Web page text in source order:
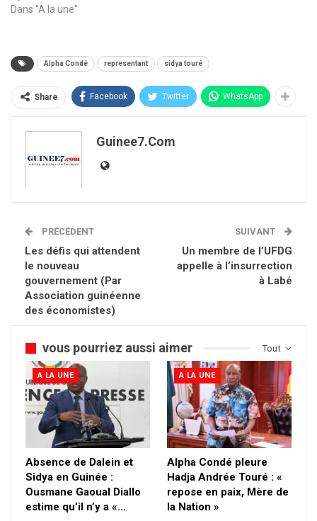
Dans "A la une"
Alpha Condé representant sidya touré
Share Facebook Twitter WhatsApp
Guinee7.com
PRÉCÉDENT
Les défis qui attendent
le nouveau
gouvernement (Par
Association guinéenne
des économistes)
SUIVANT
Un membre de l’UFDG
appelle à l’insurrection
à Labé
Tout
vous pourriez aussi aimer
A LA UNE
Absence de Dalein et
Sidya en Guinée :
Ousmane Gaoual Diallo
estime qu’il n’y a «…
A LA UNE
Alpha Condé pleure
Hadja Andrée Touré : «
repose en paix, Mère de
la Nation »